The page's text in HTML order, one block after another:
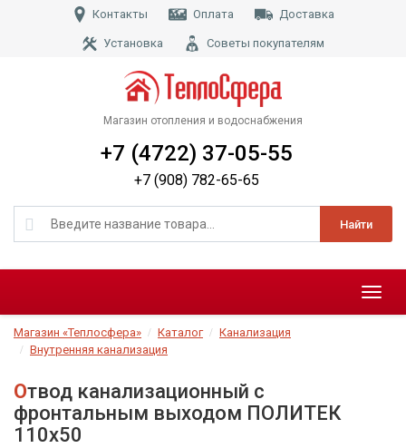
Контакты Оплата Доставка
Установка Советы покупателям
Магазин отопления и водоснабжения
Найти
+7 (4722) 37-05-55
+7 (908) 782-65-65
Меню
Магазин «Теплосфера» Каталог
Канализация
Внутренняя канализация
Отвод канализационный с
фронтальным выходом ПОЛИТЕК
110х50